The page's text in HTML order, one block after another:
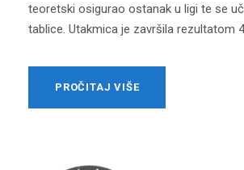
teoretski osigurao ostanak u ligi te se
tablice. Utakmica je završila rezultatom
PROČITAJ VIŠE